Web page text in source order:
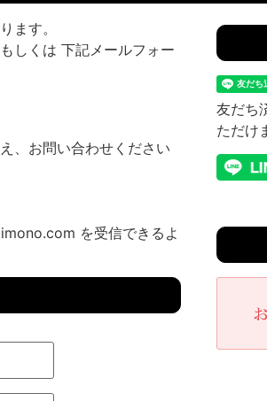
ます。
しくは 下記メールフォー
、お問い合わせください
を受信できるよ
友だち
ただけ